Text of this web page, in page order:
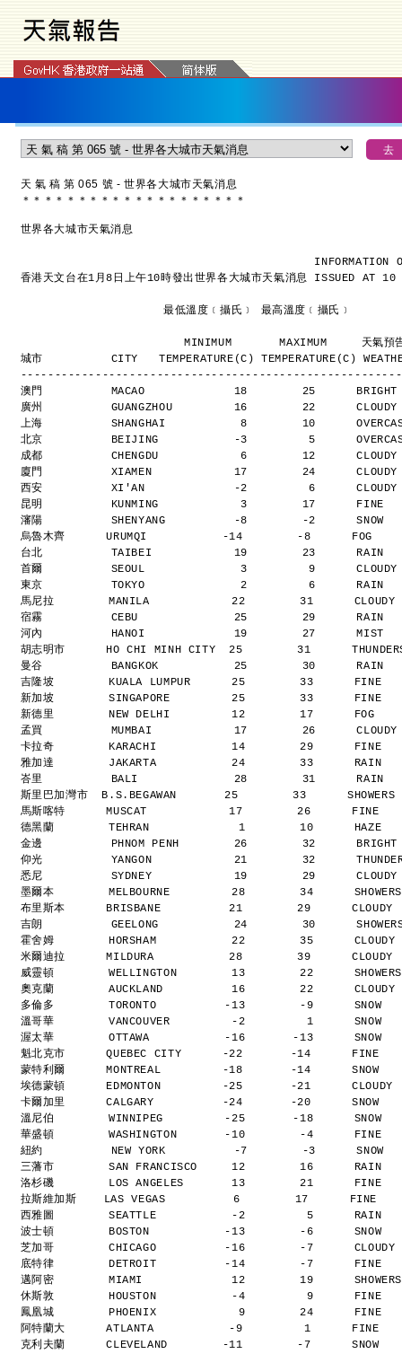
天 氣 稿 第 065 號 - 世界各大城市天氣消息
＊ ＊ ＊ ＊ ＊ ＊ ＊ ＊ ＊ ＊ ＊ ＊ ＊ ＊ ＊ ＊ ＊ ＊ ＊ ＊
世界各大城市天氣消息
香港天文台在1月8日上午10時發出世界各大城市天氣消息
INFORMATION
ISSUED AT
                     最低溫度﹝攝氏﹞ 最高溫度﹝攝氏﹞
MINIMUM       MAXIMUM     天氣預
城市          CITY   TEMPERATURE(C) TEMPERATURE(C)
澳門          MACAO             18        25
廣州          GUANGZHOU         16        22
上海          SHANGHAI           8        10
北京          BEIJING           -3         5
成都          CHENGDU            6        12
廈門          XIAMEN            17        24
西安          XI'AN             -2         6
昆明          KUNMING            3        17      FINE
瀋陽          SHENYANG          -8        -2      SNOW
烏魯木齊      URUMQI           -14        -8      FOG
台北          TAIBEI            19        23      RAIN
首爾          SEOUL              3         9
東京          TOKYO              2         6      RAIN
馬尼拉        MANILA            22        31
宿霧          CEBU              25        29      RAIN
河內          HANOI             19        27      MIST
胡志明市      HO CHI MINH CITY  25        31
曼谷          BANGKOK           25        30      RAIN
吉隆坡        KUALA LUMPUR      25        33      FINE
新加坡        SINGAPORE         25        33      FINE
新德里        NEW DELHI         12        17      FOG
孟買          MUMBAI            17        26
卡拉奇        KARACHI           14        29      FINE
雅加達        JAKARTA           24        33      RAIN
峇里          BALI              28        31      RAIN
斯里巴加灣市  B.S.BEGAWAN       25        33
馬斯喀特      MUSCAT            17        26      FINE
德黑蘭        TEHRAN             1        10      HAZE
金邊          PHNOM PENH        26        32
仰光          YANGON            21        32
悉尼          SYDNEY            19        29
墨爾本        MELBOURNE         28        34
布里斯本      BRISBANE          21        29
吉朗          GEELONG           24        30
霍舍姆        HORSHAM           22        35
米爾迪拉      MILDURA           28        39
威靈頓        WELLINGTON        13        22
奧克蘭        AUCKLAND          16        22
多倫多        TORONTO          -13        -9      SNOW
溫哥華        VANCOUVER         -2         1      SNOW
渥太華        OTTAWA           -16       -13      SNOW
魁北克市      QUEBEC CITY      -22       -14      FINE
蒙特利爾      MONTREAL         -18       -14      SNOW
埃德蒙頓      EDMONTON         -25       -21
卡爾加里      CALGARY          -24       -20      SNOW
溫尼伯        WINNIPEG         -25       -18      SNOW
華盛頓        WASHINGTON       -10        -4      FINE
紐約          NEW YORK          -7        -3      SNOW
三藩市        SAN FRANCISCO     12        16      RAIN
洛杉磯        LOS ANGELES       13        21      FINE
拉斯維加斯    LAS VEGAS          6        17      FINE
西雅圖        SEATTLE           -2         5      RAIN
波士頓        BOSTON           -13        -6      SNOW
芝加哥        CHICAGO          -16        -7
底特律        DETROIT          -14        -7      FINE
邁阿密        MIAMI             12        19
休斯敦        HOUSTON           -4         9      FINE
鳳凰城        PHOENIX            9        24      FINE
阿特蘭大      ATLANTA           -9         1      FINE
克利夫蘭      CLEVELAND        -11        -7      SNOW